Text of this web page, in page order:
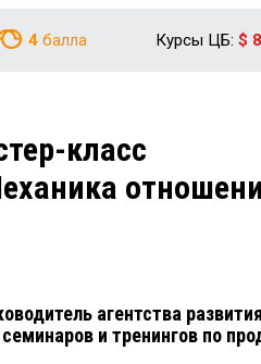
4 балла Курсы ЦБ: $
класс
агентства развития
и тренингов по